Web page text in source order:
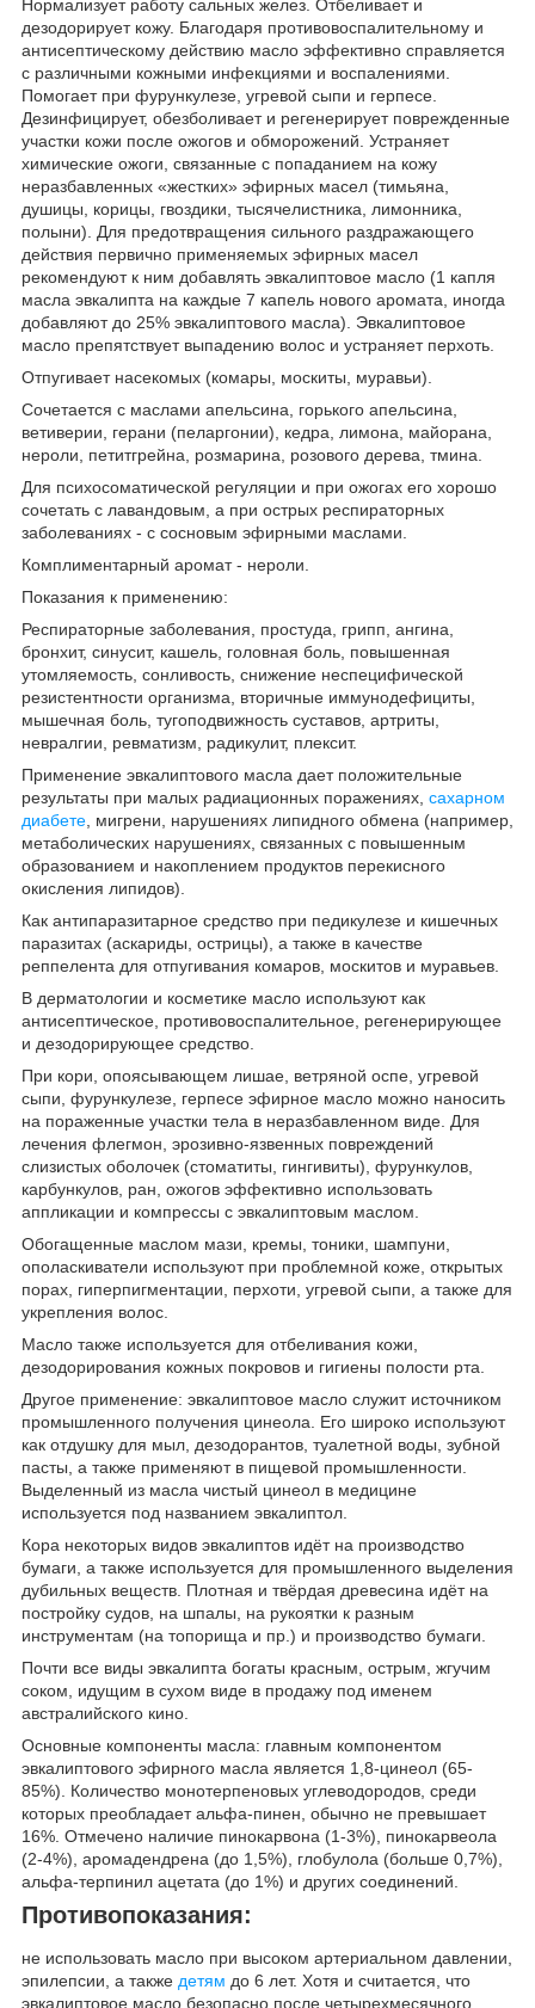
Нормализует работу сальных желез. Отбеливает и
дезодорирует кожу. Благодаря противовоспалительному и
антисептическому действию масло эффективно справляется
с различными кожными инфекциями и воспалениями.
Помогает при фурункулезе, угревой сыпи и герпесе.
Дезинфицирует, обезболивает и регенерирует поврежденные
участки кожи после ожогов и обморожений. Устраняет
химические ожоги, связанные с попаданием на кожу
неразбавленных «жестких» эфирных масел (тимьяна,
душицы, корицы, гвоздики, тысячелистника, лимонника,
полыни). Для предотвращения сильного раздражающего
действия первично применяемых эфирных масел
рекомендуют к ним добавлять эвкалиптовое масло (1 капля
масла эвкалипта на каждые 7 капель нового аромата, иногда
добавляют до 25% эвкалиптового масла). Эвкалиптовое
масло препятствует выпадению волос и устраняет перхоть.
Отпугивает насекомых (комары, москиты, муравьи).
Сочетается с маслами апельсина, горького апельсина,
ветиверии, герани (пеларгонии), кедра, лимона, майорана,
нероли, петитгрейна, розмарина, розового дерева, тмина.
Для психосоматической регуляции и при ожогах его хорошо
сочетать с лавандовым, а при острых респираторных
заболеваниях - с сосновым эфирными маслами.
Комплиментарный аромат - нероли.
Показания к применению:
Респираторные заболевания, простуда, грипп, ангина,
бронхит, синусит, кашель, головная боль, повышенная
утомляемость, сонливость, снижение неспецифической
резистентности организма, вторичные иммунодефициты,
мышечная боль, тугоподвижность суставов, артриты,
невралгии, ревматизм, радикулит, плексит.
Применение эвкалиптового масла дает положительные
результаты при малых радиационных поражениях, сахарном
диабете , мигрени, нарушениях липидного обмена (например,
метаболических нарушениях, связанных с повышенным
образованием и накоплением продуктов перекисного
окисления липидов).
Как антипаразитарное средство при педикулезе и кишечных
паразитах (аскариды, острицы), а также в качестве
реппелента для отпугивания комаров, москитов и муравьев.
В дерматологии и косметике масло используют как
антисептическое, противовоспалительное, регенерирующее
и дезодорирующее средство.
При кори, опоясывающем лишае, ветряной оспе, угревой
сыпи, фурункулезе, герпесе эфирное масло можно наносить
на пораженные участки тела в неразбавленном виде. Для
лечения флегмон, эрозивно-язвенных повреждений
слизистых оболочек (стоматиты, гингивиты), фурункулов,
карбункулов, ран, ожогов эффективно использовать
аппликации и компрессы с эвкалиптовым маслом.
Обогащенные маслом мази, кремы, тоники, шампуни,
ополаскиватели используют при проблемной коже, открытых
порах, гиперпигментации, перхоти, угревой сыпи, а также для
укрепления волос.
Масло также используется для отбеливания кожи,
дезодорирования кожных покровов и гигиены полости рта.
Другое применение: эвкалиптовое масло служит источником
промышленного получения цинеола. Его широко используют
как отдушку для мыл, дезодорантов, туалетной воды, зубной
пасты, а также применяют в пищевой промышленности.
Выделенный из масла чистый цинеол в медицине
используется под названием эвкалиптол.
Кора некоторых видов эвкалиптов идёт на производство
бумаги, а также используется для промышленного выделения
дубильных веществ. Плотная и твёрдая древесина идёт на
постройку судов, на шпалы, на рукоятки к разным
инструментам (на топорища и пр.) и производство бумаги.
Почти все виды эвкалипта богаты красным, острым, жгучим
соком, идущим в сухом виде в продажу под именем
австралийского кино.
Основные компоненты масла: главным компонентом
эвкалиптового эфирного масла является 1,8-цинеол (65-
85%). Количество монотерпеновых углеводородов, среди
которых преобладает альфа-пинен, обычно не превышает
16%. Отмечено наличие пинокарвона (1-3%), пинокарвеола
(2-4%), аромадендрена (до 1,5%), глобулола (больше 0,7%),
альфа-терпинил ацетата (до 1%) и других соединений.
Противопоказания:
не использовать масло при высоком артериальном давлении,
эпилепсии, а также детям до 6 лет. Хотя и считается, что
эвкалиптовое масло безопасно после четырехмесячного